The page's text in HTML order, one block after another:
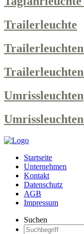
Trailerleuchte
Umrissleuchten
Startseite
Unternehmen
Kontakt
Datenschutz
AGB
Impressum
Suchen